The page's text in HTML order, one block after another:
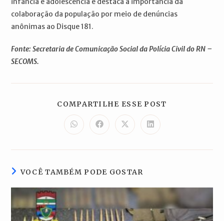
colaboração da população por meio de denúncias
anônimas ao Disque 181.
Fonte: Secretaria de Comunicação Social da Polícia Civil do RN –
SECOMS.
COMPARTILHE ESSE POST
Abre
em
nova
Abre
em
nova
Abre
em
nova
Abre
em
nova
VOCÊ TAMBÉM PODE GOSTAR